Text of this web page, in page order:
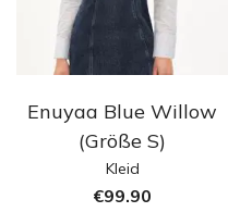
Enuyaa Blue Willow
(Größe S)
Kleid
€99.90